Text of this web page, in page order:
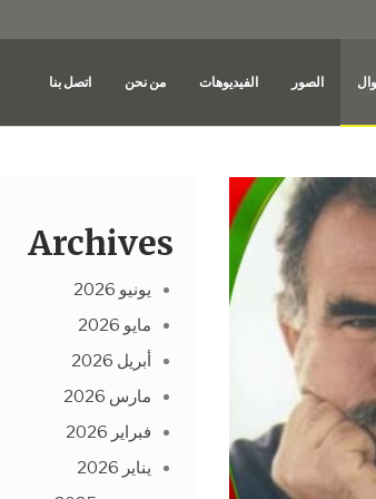
الصور الفيديوهات من نحن اتصل بنا
Archives
يونيو 2026
مايو 2026
أبريل 2026
مارس 2026
فبراير 2026
يناير 2026